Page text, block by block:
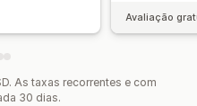
Avaliação
As taxas recorrentes e com
30 dias.